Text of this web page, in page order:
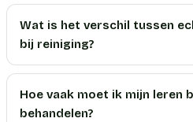
Wat is het verschil tussen
bij reiniging?
Hoe vaak moet ik mijn leren
behandelen?